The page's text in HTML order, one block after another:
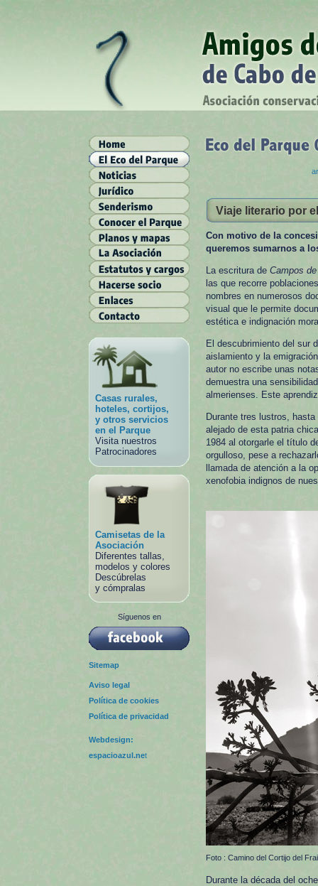
Casas rurales,
hoteles, cortijos,
y otros servicios
en el Parque
Visita nuestros
Patrocinadores
Camisetas de la
Asociación
Diferentes tallas,
modelos y colores
Descúbrelas
y cómpralas
Síguenos en
Sitemap
Aviso legal
Política de cookies
Política de privacidad
Webdesign:
espacioazul.net
Viaje literario por
Con motivo de la
queremos sumarnos a
La escritura de Campos
las que recorre
nombres en numerosos
visual que le permite
estética e indignación
El descubrimiento del sur
aislamiento y la
autor no escribe unas
demuestra una
almerienses. Este
Durante tres lustros,
alejado de esta patria
1984 al otorgarle el título
orgulloso, pese a
llamada de atención a la
xenofobia indignos de
Foto : Camino del Cortijo del
Durante la década del